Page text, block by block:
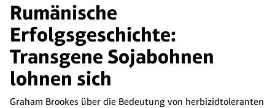
Rumänische
Erfolgsgeschichte:
Transgene Sojabohnen
lohnen sich
Graham Brookes über die Bedeutung von herbizidtoleranten